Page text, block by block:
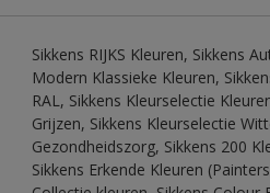
Sikkens RIJKS Kleuren, Sikkens
Modern Klassieke Kleuren,
RAL, Sikkens Kleurselectie
Grijzen, Sikkens Kleurselectie
Gezondheidszorg, Sikkens 200
Sikkens Erkende Kleuren